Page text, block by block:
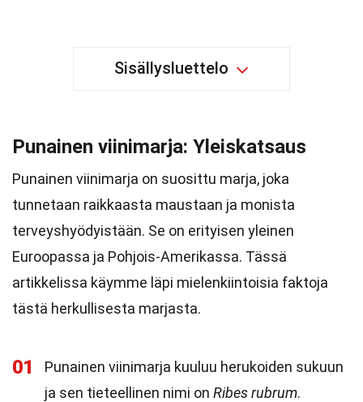
Sisällysluettelo
Punainen viinimarja: Yleiskatsaus
Punainen viinimarja on suosittu marja, joka
tunnetaan raikkaasta maustaan ja monista
terveyshyödyistään. Se on erityisen yleinen
Euroopassa ja Pohjois-Amerikassa. Tässä
artikkelissa käymme läpi mielenkiintoisia faktoja
tästä herkullisesta marjasta.
01
Punainen viinimarja kuuluu herukoiden sukuun
ja sen tieteellinen nimi on Ribes rubrum.